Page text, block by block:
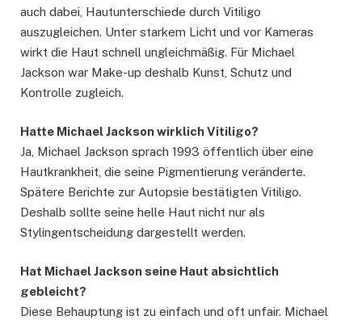
auch dabei, Hautunterschiede durch Vitiligo
auszugleichen. Unter starkem Licht und vor Kameras
wirkt die Haut schnell ungleichmäßig. Für Michael
Jackson war Make-up deshalb Kunst, Schutz und
Kontrolle zugleich.
Hatte Michael Jackson wirklich Vitiligo?
Ja, Michael Jackson sprach 1993 öffentlich über eine
Hautkrankheit, die seine Pigmentierung veränderte.
Spätere Berichte zur Autopsie bestätigten Vitiligo.
Deshalb sollte seine helle Haut nicht nur als
Stylingentscheidung dargestellt werden.
Hat Michael Jackson seine Haut absichtlich
gebleicht?
Diese Behauptung ist zu einfach und oft unfair. Michael